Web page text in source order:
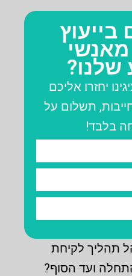
בייעוץ
שלנו?
יחזרו אליכם
תשלום על
בלבד!
תהליך לקיחת
ועד הסוף?